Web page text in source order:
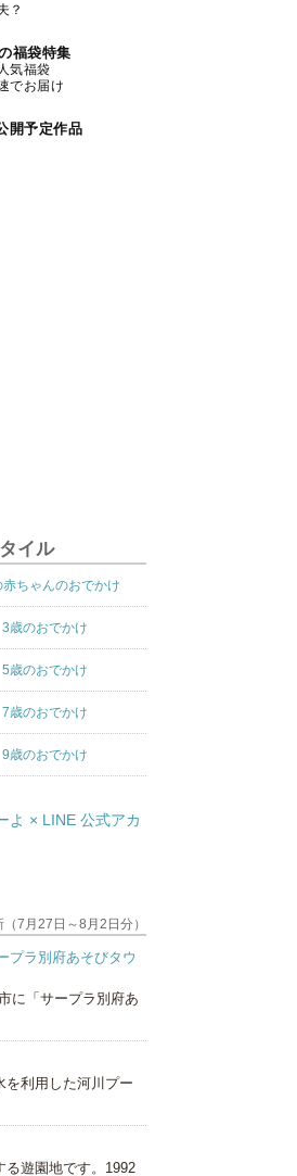
？
福袋特集
気福袋
でお届け
開予定作品
イル
赤ちゃんのおでかけ
3歳のおでかけ
5歳のおでかけ
7歳のおでかけ
9歳のおでかけ
7月27日～8月2日分）
プラ別府あそびタウ
に「サープラ別府あ
を利用した河川プー
る遊園地です。1992